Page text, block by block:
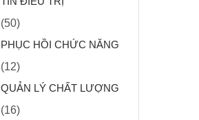
(50)
PHỤC HỒI CHỨC NĂNG
(12)
QUẢN LÝ CHẤT LƯỢNG
(16)